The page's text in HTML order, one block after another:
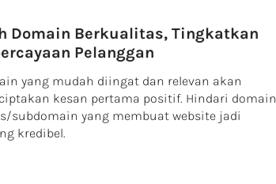
Domain Berkualitas, Tingkatkan
Pelanggan
yang mudah diingat dan relevan akan
kesan pertama positif. Hindari domain
subdomain yang membuat website jadi
kredibel.